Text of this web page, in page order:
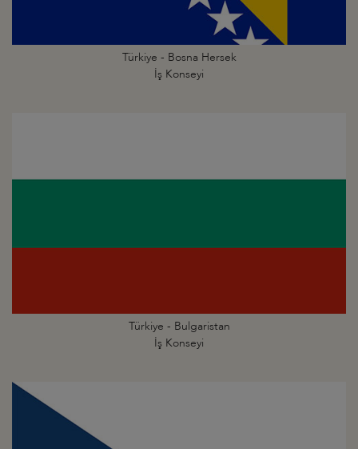
Türkiye - Bosna Hersek
İş Konseyi
Türkiye - Bulgaristan
İş Konseyi